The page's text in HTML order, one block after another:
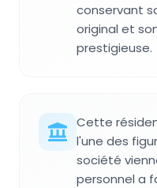
conservant
original et
prestigieuse.
Cette
l'une des
société
personnel a